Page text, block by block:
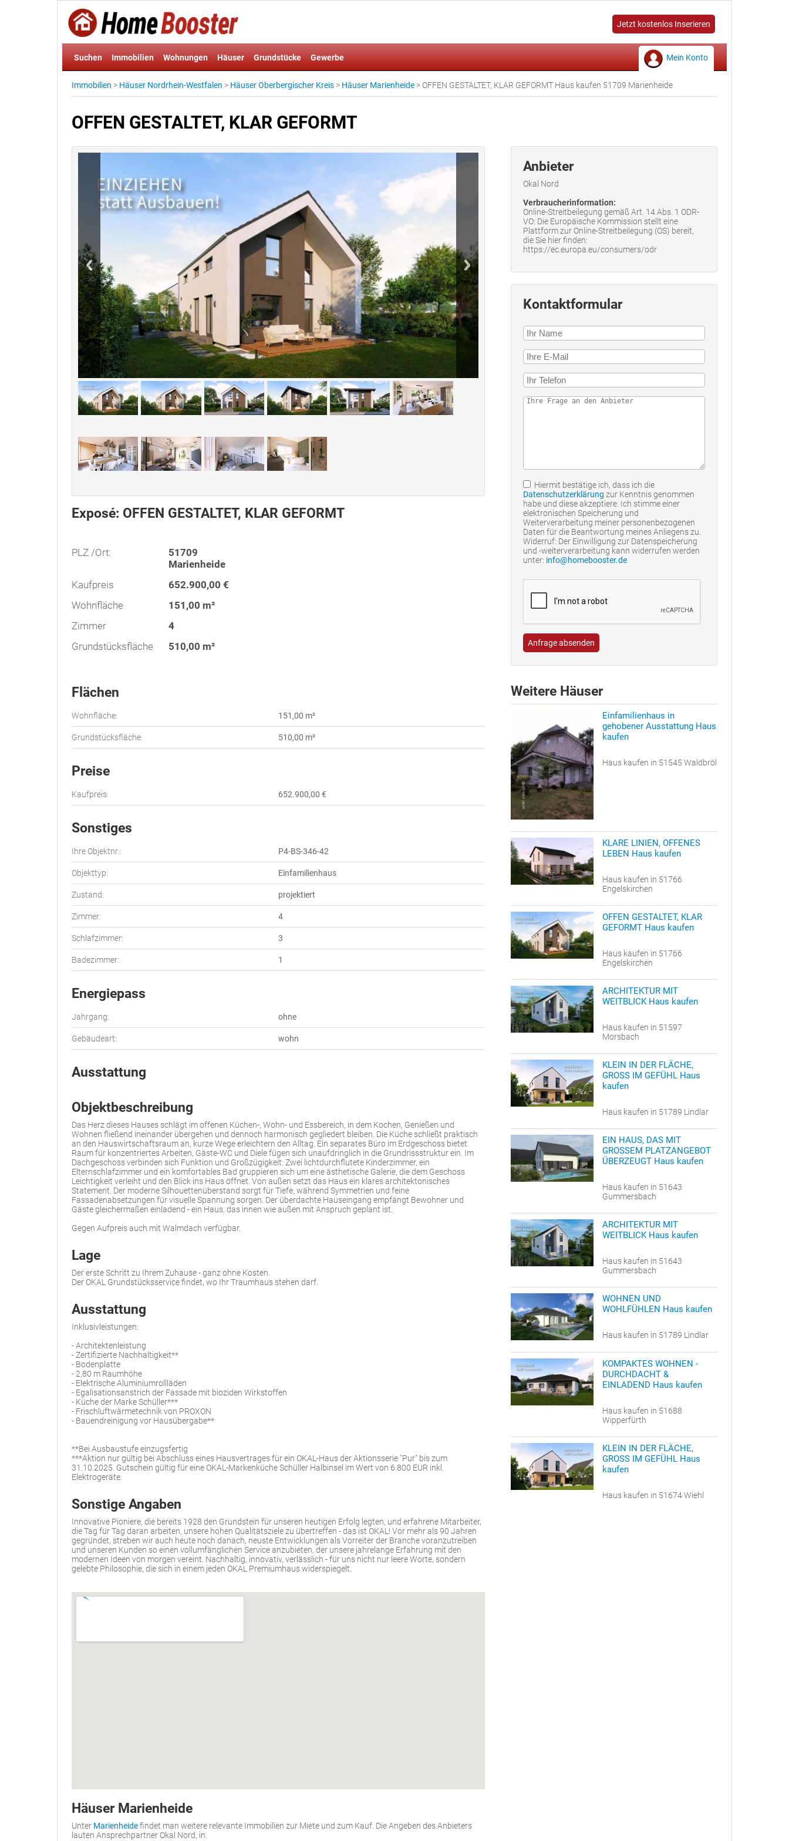
Jetzt kostenlos Inserieren
Suchen Immobilien Wohnungen Häuser Grundstücke Gewerbe Mein Konto
Immobilien > Häuser Nordrhein-Westfalen > Häuser Oberbergischer Kreis > Häuser Marienheide > OFFEN GESTALTET, KLAR GEFORMT Haus kaufen 51709 Marienheide
OFFEN GESTALTET, KLAR GEFORMT
Exposé: OFFEN GESTALTET, KLAR GEFORMT
PLZ /Ort:
51709
Marienheide
Kaufpreis
652.900,00 €
Wohnfläche
151,00 m²
Zimmer
4
Grundstücksfläche
510,00 m²
Flächen
Wohnfläche: 151,00 m²
Grundstücksfläche: 510,00 m²
Preise
Kaufpreis: 652.900,00 €
Sonstiges
Ihre Objektnr.: P4-BS-346-42
Objekttyp: Einfamilienhaus
Zustand: projektiert
Zimmer: 4
Schlafzimmer: 3
Badezimmer: 1
Energiepass
Jahrgang: ohne
Gebäudeart: wohn
Ausstattung
Objektbeschreibung
Das Herz dieses Hauses schlägt im offenen Küchen-, Wohn- und Essbereich, in dem Kochen, Genießen und
Wohnen fließend ineinander übergehen und dennoch harmonisch gegliedert bleiben. Die Küche schließt praktisch
an den Hauswirtschaftsraum an, kurze Wege erleichtern den Alltag. Ein separates Büro im Erdgeschoss bietet
Raum für konzentriertes Arbeiten, Gäste-WC und Diele fügen sich unaufdringlich in die Grundrissstruktur ein. Im
Dachgeschoss verbinden sich Funktion und Großzügigkeit: Zwei lichtdurchflutete Kinderzimmer, ein
Elternschlafzimmer und ein komfortables Bad gruppieren sich um eine ästhetische Galerie, die dem Geschoss
Leichtigkeit verleiht und den Blick ins Haus öffnet. Von außen setzt das Haus ein klares architektonisches
Statement. Der moderne Silhouettenüberstand sorgt für Tiefe, während Symmetrien und feine
Fassadenabsetzungen für visuelle Spannung sorgen. Der überdachte Hauseingang empfängt Bewohner und
Gäste gleichermaßen einladend - ein Haus, das innen wie außen mit Anspruch geplant ist.
Gegen Aufpreis auch mit Walmdach verfügbar.
Lage
Der erste Schritt zu Ihrem Zuhause - ganz ohne Kosten.
Der OKAL Grundstücksservice findet, wo Ihr Traumhaus stehen darf.
Ausstattung
Inklusivleistungen:
- Architektenleistung
- Zertifizierte Nachhaltigkeit**
- Bodenplatte
- 2,80 m Raumhöhe
- Elektrische Aluminiumrollläden
- Egalisationsanstrich der Fassade mit bioziden Wirkstoffen
- Küche der Marke Schüller***
- Frischluftwärmetechnik von PROXON
- Bauendreinigung vor Hausübergabe**
**Bei Ausbaustufe einzugsfertig
***Aktion nur gültig bei Abschluss eines Hausvertrages für ein OKAL-Haus der Aktionsserie "Pur" bis zum
31.10.2025. Gutschein gültig für eine OKAL-Markenküche Schüller Halbinsel im Wert von 6.800 EUR inkl.
Elektrogeräte.
Sonstige Angaben
Innovative Pioniere, die bereits 1928 den Grundstein für unseren heutigen Erfolg legten, und erfahrene Mitarbeiter,
die Tag für Tag daran arbeiten, unsere hohen Qualitätsziele zu übertreffen - das ist OKAL! Vor mehr als 90 Jahren
gegründet, streben wir auch heute noch danach, neuste Entwicklungen als Vorreiter der Branche voranzutreiben
und unseren Kunden so einen vollumfänglichen Service anzubieten, der unsere jahrelange Erfahrung mit den
modernen Ideen von morgen vereint. Nachhaltig, innovativ, verlässlich - für uns nicht nur leere Worte, sondern
gelebte Philosophie, die sich in einem jeden OKAL Premiumhaus widerspiegelt.
Häuser Marienheide
Unter Marienheidefindet man weitere relevante Immobilien zur Miete und zum Kauf. Die Angeben des Anbieters
lauten Ansprechpartner Okal Nord, in.
Anbieter
Okal Nord
Verbraucherinformation:
Online-Streitbeilegung gemäß Art. 14 Abs. 1 ODR-
VO: Die Europäische Kommission stellt eine
Plattform zur Online-Streitbeilegung (OS) bereit,
die Sie hier finden:
https://ec.europa.eu/consumers/odr
Kontaktformular
Hiermit bestätige ich, dass ich die
Datenschutzerklärung zur Kenntnis genommen
habe und diese akzeptiere. Ich stimme einer
elektronischen Speicherung und
Weiterverarbeitung meiner personenbezogenen
Daten für die Beantwortung meines Anliegens zu.
Widerruf: Der Einwilligung zur Datenspeicherung
und -weiterverarbeitung kann widerrufen werden
unter: info@homebooster.de
Anfrage absenden
Weitere Häuser
Einfamilienhaus in
gehobener Ausstattung Haus
kaufen
Haus kaufen in 51545 Waldbröl
KLARE LINIEN, OFFENES
LEBEN Haus kaufen
Haus kaufen in 51766
Engelskirchen
OFFEN GESTALTET, KLAR
GEFORMT Haus kaufen
Haus kaufen in 51766
Engelskirchen
ARCHITEKTUR MIT
WEITBLICK Haus kaufen
Haus kaufen in 51597
Morsbach
KLEIN IN DER FLÄCHE,
GROSS IM GEFÜHL Haus
kaufen
Haus kaufen in 51789 Lindlar
EIN HAUS, DAS MIT
GROSSEM PLATZANGEBOT
ÜBERZEUGT Haus kaufen
Haus kaufen in 51643
Gummersbach
ARCHITEKTUR MIT
WEITBLICK Haus kaufen
Haus kaufen in 51643
Gummersbach
WOHNEN UND
WOHLFÜHLEN Haus kaufen
Haus kaufen in 51789 Lindlar
KOMPAKTES WOHNEN -
DURCHDACHT &
EINLADEND Haus kaufen
Haus kaufen in 51688
Wipperfürth
KLEIN IN DER FLÄCHE,
GROSS IM GEFÜHL Haus
kaufen
Haus kaufen in 51674 Wiehl